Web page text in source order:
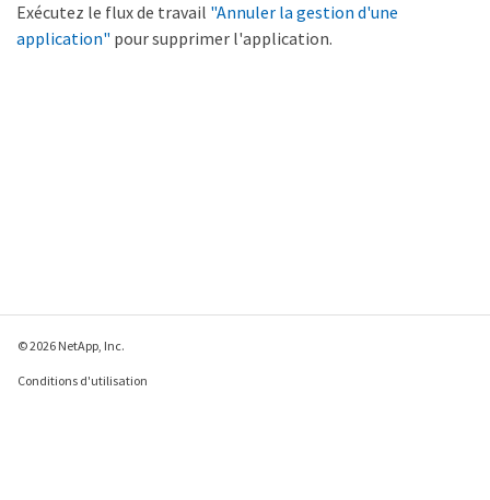
Exécutez le flux de travail "Annuler la gestion d'une
application" pour supprimer l'application.
© 2026 NetApp, Inc.
Conditions d'utilisation